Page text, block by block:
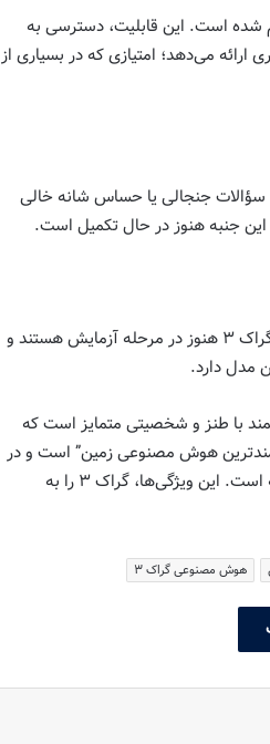
شده است. این قابلیت، دسترسی به
می‌دهد؛ امتیازی که در بسیاری از
جنجالی یا حساس شانه خالی
جنبه هنوز در حال تکمیل است.
ویژگی‌هایی مانند تحلیل تصاویر و پاسخگویی چندوجهی (ترکیب متن و تصویر) در گراک ۳ هنوز در مرحله آزمایش هستند و
با طنز و شخصیتی متمایز است که
لذت‌بخش‌تر می‌کند. ایلان ماسک مدعی است که گراک ۳ “هوشمندترین هوش مصنوعی زمین” است و در
آزمون‌هایی مانند Arena، با امتیازی بالاتر از ۱۴۰۰، رقبای خود را پشت سر گذاشته است. این ویژگی‌ها، گراک ۳ را به
هوش مصنوعی گراک ۳